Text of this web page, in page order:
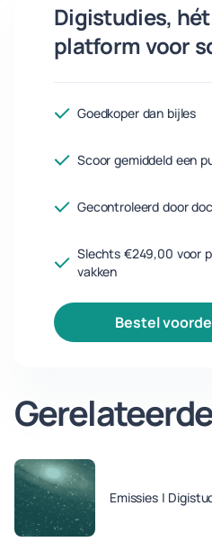
Digistudies,
platform voor
Goedkoper dan bijles
Scoor gemiddeld een
Gecontroleerd door
Slechts €249,00 voor
vakken
bestel
Emissies |